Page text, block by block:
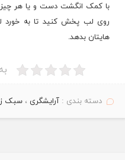
با کمک انگشت دست و یا هر چیز
روی لب پخش کنید تا به خورد
هایتان بدهد.
دسته بندی :آرایشگری ،سبک